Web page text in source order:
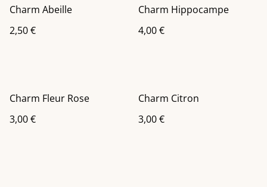
Charm Abeille
2,50 €
Charm Hippocampe
4,00 €
Charm Fleur Rose
3,00 €
Charm Citron
3,00 €